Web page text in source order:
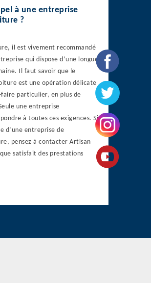
à une entreprise
?
il est vivement recommandé
qui dispose d’une longue
Il faut savoir que le
est une opération délicate
particulier, en plus de
une entreprise
à toutes ces exigences. Si
d’une entreprise de
pensez à contacter Artisan
satisfait des prestations